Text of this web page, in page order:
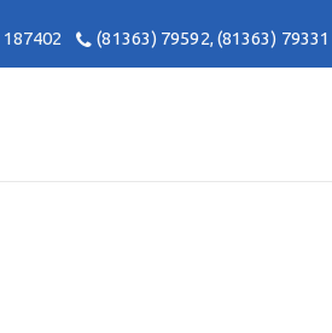
187402 (81363) 79592,(81363) 79331